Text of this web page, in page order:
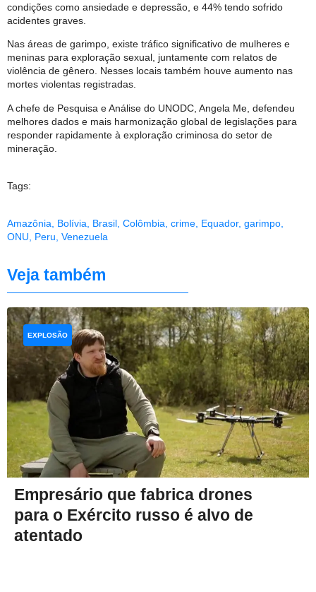
condições como ansiedade e depressão, e 44% tendo sofrido
acidentes graves.
Nas áreas de garimpo, existe tráfico significativo de mulheres e
meninas para exploração sexual, juntamente com relatos de
violência de gênero. Nesses locais também houve aumento nas
mortes violentas registradas.
A chefe de Pesquisa e Análise do UNODC, Angela Me, defendeu
melhores dados e mais harmonização global de legislações para
responder rapidamente à exploração criminosa do setor de
mineração.
Tags:
Amazônia, Bolívia, Brasil, Colômbia, crime, Equador, garimpo,
ONU, Peru, Venezuela
Veja também
Empresário que fabrica drones
para o Exército russo é alvo de
atentado
EXPLOSÃO